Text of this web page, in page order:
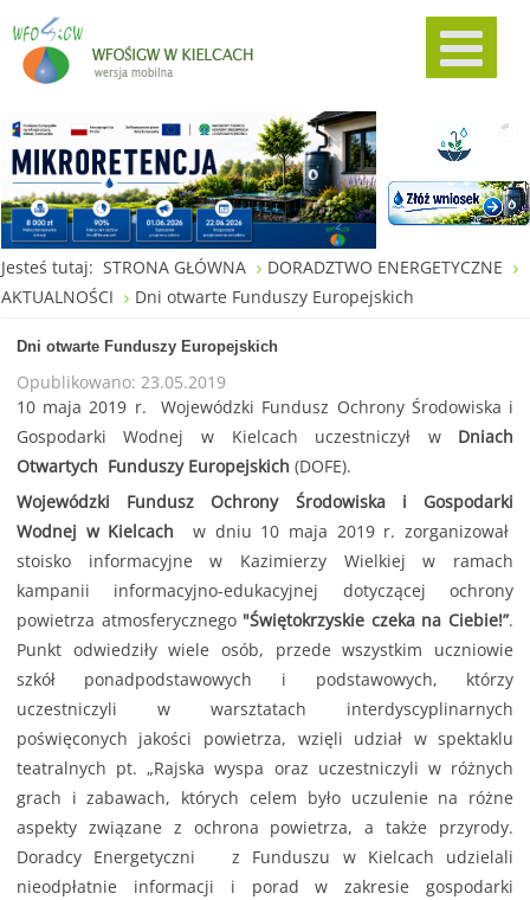
Jesteś tutaj: STRONA GŁÓWNA
DORADZTWO ENERGETYCZNE
AKTUALNOŚCI
Dni otwarte Funduszy Europejskich
Dni otwarte Funduszy Europejskich
Opublikowano: 23.05.2019
10 maja 2019 r. Wojewódzki Fundusz Ochrony Środowiska i
Gospodarki Wodnej w Kielcach uczestniczył w Dniach
Otwartych Funduszy Europejskich (DOFE).
Wojewódzki Fundusz Ochrony Środowiska i Gospodarki
Wodnej w Kielcach
w dniu 10 maja 2019 r. zorganizował
stoisko informacyjne w Kazimierzy Wielkiej w ramach
kampanii informacyjno-edukacyjnej dotyczącej ochrony
powietrza atmosferycznego "Świętokrzyskie czeka na Ciebie!”.
Punkt odwiedziły wiele osób, przede wszystkim uczniowie
szkół ponadpodstawowych i podstawowych, którzy
uczestniczyli w warsztatach interdyscyplinarnych
poświęconych jakości powietrza, wzięli udział w spektaklu
teatralnych pt. „Rajska wyspa oraz uczestniczyli w różnych
grach i zabawach, których celem było uczulenie na różne
aspekty związane z ochrona powietrza, a także przyrody.
Doradcy Energetyczni z Funduszu w Kielcach udzielali
nieodpłatnie informacji i porad w zakresie gospodarki